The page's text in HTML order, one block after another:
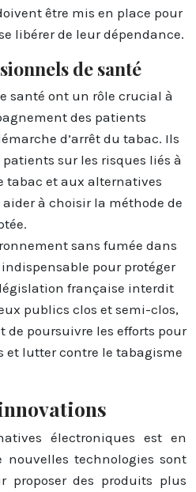
être mis en place pour
libérer de leur dépendance.
de santé
santé ont un rôle crucial à
des patients
d’arrêt du tabac. Ils
sur les risques liés à
tabac et aux alternatives
à choisir la méthode de
sans fumée dans
pour protéger
française interdit
publics clos et semi-clos,
de poursuivre les efforts pour
et lutter contre le tabagisme
électroniques est en
nouvelles technologies sont
proposer des produits plus